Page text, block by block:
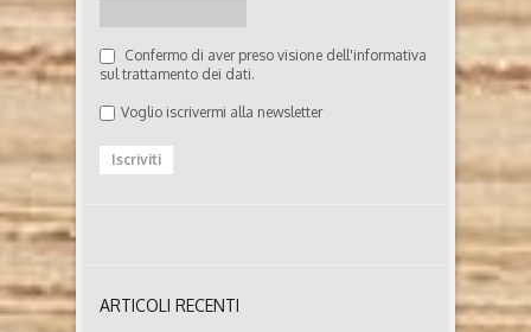
Confermo di aver preso visione dell'informativa
sul trattamento dei dati.
Voglio iscrivermi alla newsletter
ARTICOLI RECENTI